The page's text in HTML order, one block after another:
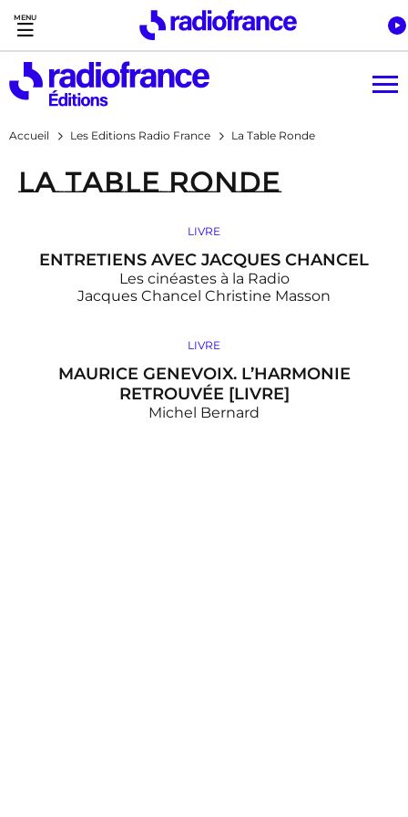
Accès direct :
Menu principal
Contenu
Accueil Les Editions Radio France La Table Ronde
La Table Ronde
LIVRE
ENTRETIENS AVEC JACQUES CHANCEL
Les cinéastes à la Radio
Jacques Chancel Christine Masson
LIVRE
MAURICE GENEVOIX. L’HARMONIE
RETROUVÉE [LIVRE]
Michel Bernard